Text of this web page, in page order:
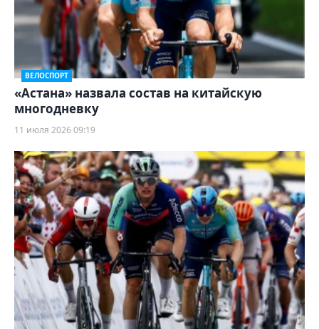
ВЕЛОСПОРТ
«Астана» назвала состав на китайскую
многодневку
11 июля 2026 09:19